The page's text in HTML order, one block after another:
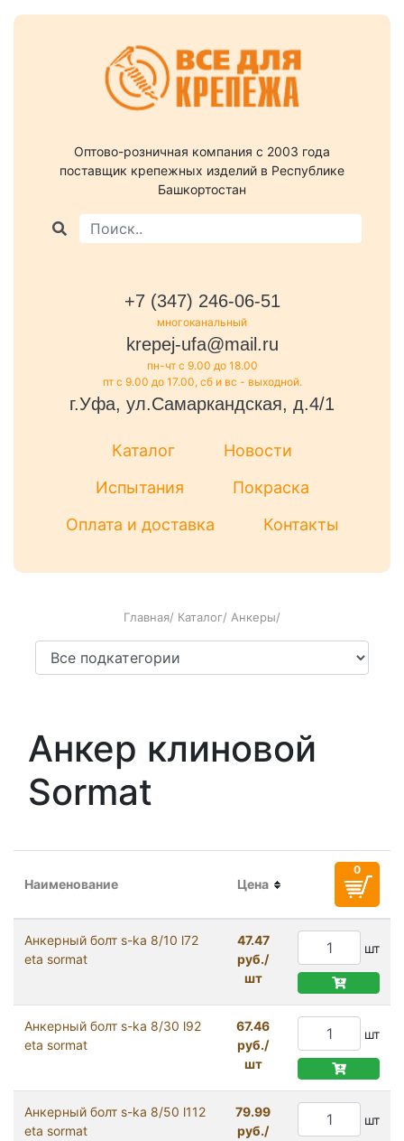
Оптово-розничная компания c 2003 года
поставщик крепежных изделий в Республике
Башкортостан
+7 (347) 246-06-51
многоканальный
krepej-ufa@mail.ru
пн-чт с 9.00 до 18.00
пт с 9.00 до 17.00, сб и вс - выходной.
г.Уфа, ул.Самаркандская, д.4/1
Каталог
Новости
Испытания
Покраска
Оплата и доставка
Контакты
Главная/ Каталог/ Анкеры/
Анкер клиновой
Sormat
Наименование Цена
Анкерный болт s-ka 8/10 l72
eta sormat
47.47
руб./
шт
шт
Анкерный болт s-ka 8/30 l92
eta sormat
67.46
руб./
шт
шт
Анкерный болт s-ka 8/50 l112
eta sormat
79.99
руб./
шт